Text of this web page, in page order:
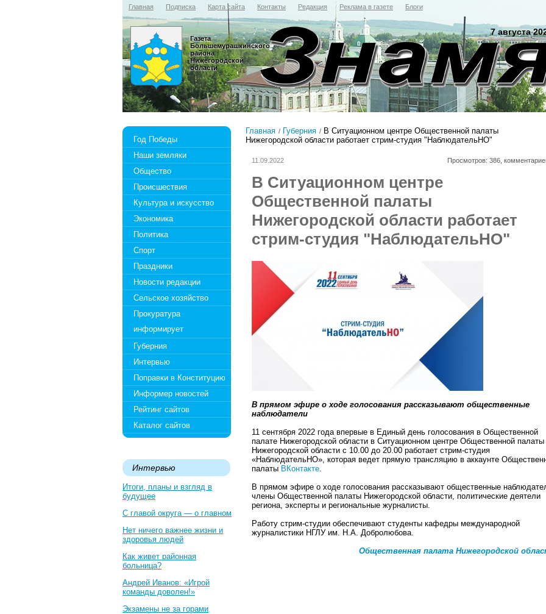
Главная Подписка Карта сайта Контакты Редакция Реклама в газете Блоги
7 августа
Газета
Большемурашкинского
района
Нижегородской
области
Год Победы
Наши земляки
Общество
Происшествия
Культура и искусство
Экономика
Политика
Спорт
Праздники
Новости редакции
Сельское хозяйство
Прокуратура
информирует
Губерния
Интервью
Поправки в Конституцию
Информер новостей
Рейтинг сайтов
Каталог сайтов
Интервью
Итоги, планы и взгляд в
будущее
С главой округа — о главном
Нет ничего важнее жизни и
здоровья людей
Как живет районная
больница?
Андрей Иванов: «Игрой
команды доволен!»
Экзамены не за горами
Главная Губерния
В Ситуационном центре Общественной палаты
Нижегородской области работает стрим-студия "НаблюдательНО"
11.09.2022 Просмотров: 386,
В Ситуационном центре
Общественной палаты
Нижегородской области работает
стрим-студия "НаблюдательНО"
В прямом эфире о ходе голосования рассказывают общественные
наблюдатели
11 сентября 2022 года впервые в Единый день голосования в Общественной
палате Нижегородской области в Ситуационном центре Общественной палаты
Нижегородской области с 10.00 до 20.00 работает стрим-студия
«НаблюдательНО», которая ведет прямую трансляцию в аккаунте
палаты ВКонтакте.
В прямом эфире о ходе голосования рассказывают общественные
члены Общественной палаты Нижегородской области, политические деятели
региона, эксперты и региональные журналисты.
Работу стрим-студии обеспечивают студенты кафедры международной
журналистики НГЛУ им. Н.А. Добролюбова.
Общественная палата Нижегородской